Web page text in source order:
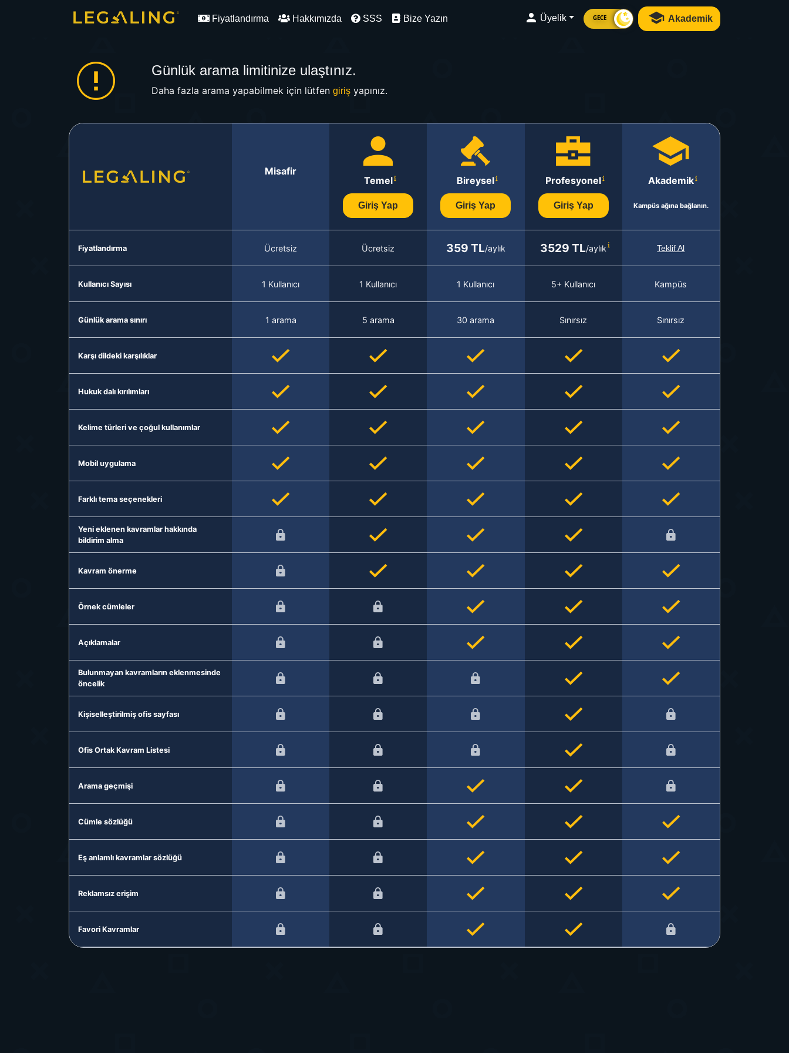
Fiyatlandırma Hakkımızda SSS Bize Yazın Üyelik GECE Akademik
Günlük arama limitinize ulaştınız.
Daha fazla arama yapabilmek için lütfen girişyapınız.
Misafir
Temel
Giriş Yap
Bireysel
Giriş Yap
Profesyonel
Giriş Yap
Akademik
Kampüs ağına bağlanın.
Fiyatlandırma Ücretsiz Ücretsiz 359 TL/aylık 3529 TL/aylık Teklif Al
Kullanıcı Sayısı 1 Kullanıcı 1 Kullanıcı 1 Kullanıcı 5+ Kullanıcı Kampüs
Günlük arama sınırı 1 arama 5 arama 30 arama Sınırsız Sınırsız
Karşı dildeki karşılıklar
Hukuk dalı kırılımları
Kelime türleri ve çoğul kullanımlar
Mobil uygulama
Farklı tema seçenekleri
Yeni eklenen kavramlar hakkında
bildirim alma
Kavram önerme
Örnek cümleler
Açıklamalar
Bulunmayan kavramların eklenmesinde
öncelik
Kişiselleştirilmiş ofis sayfası
Ofis Ortak Kavram Listesi
Arama geçmişi
Cümle sözlüğü
Eş anlamlı kavramlar sözlüğü
Reklamsız erişim
Favori Kavramlar